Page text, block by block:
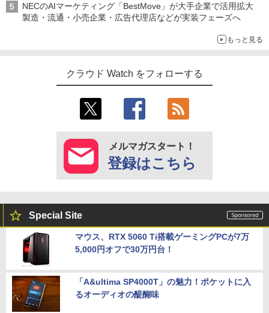
NECのAIマーケティング「BestMove」が大手企業で活用拡大
製造・流通・小売企業・広告代理店などが実装フェーズへ
もっと見る
クラウド Watch をフォローする
メルマガスタート！
登録はこちら
Special Site
マウス、RTX 5060 Ti搭載ゲーミングPCが7万
5,000円オフで30万円台！
「A&ultima SP4000T」の魅力！ポケットに入
るオーディオの醍醐味